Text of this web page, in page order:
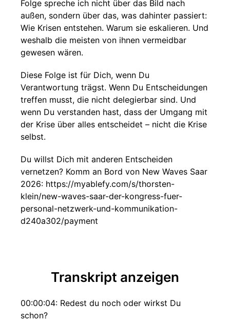
Folge spreche ich nicht über das Bild nach
außen, sondern über das, was dahinter passiert:
Wie Krisen entstehen. Warum sie eskalieren. Und
weshalb die meisten von ihnen vermeidbar
gewesen wären.
Diese Folge ist für Dich, wenn Du
Verantwortung trägst. Wenn Du Entscheidungen
treffen musst, die nicht delegierbar sind. Und
wenn Du verstanden hast, dass der Umgang mit
der Krise über alles entscheidet – nicht die Krise
selbst.
Du willst Dich mit anderen Entscheiden
vernetzen? Komm an Bord von New Waves Saar
2026: https://myablefy.com/s/thorsten-
klein/new-waves-saar-der-kongress-fuer-
personal-netzwerk-und-kommunikation-
d240a302/payment
Transkript anzeigen
00:00:04: Redest du noch oder wirkst Du
schon?